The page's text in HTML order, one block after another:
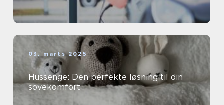
03. marts 2025
Hussenge: Den perfekte løsning til din
sovekomfort